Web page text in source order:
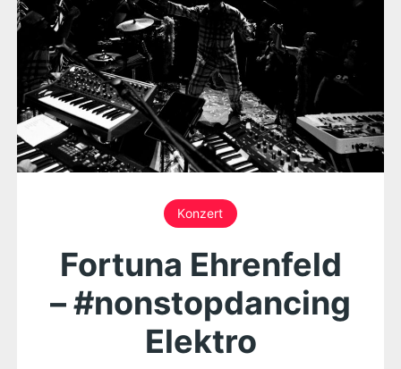
Konzert
Fortuna Ehrenfeld
– #nonstopdancing
Elektro